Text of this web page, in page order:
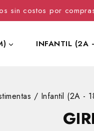
sin costos por
INFANTIL (2A
/ Infantil (2A -